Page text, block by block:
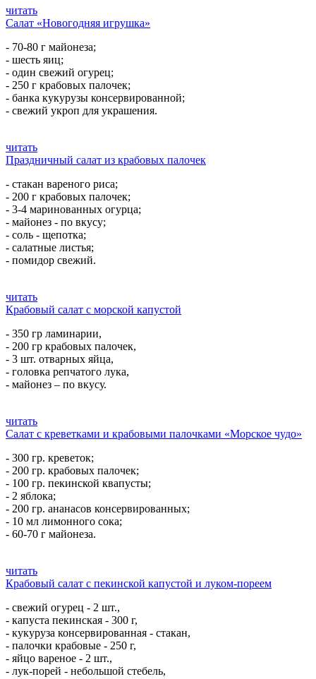
читать
Салат «Новогодняя игрушка»
- 70-80 г майонеза;
- шесть яиц;
- один свежий огурец;
- 250 г крабовых палочек;
- банка кукурузы консервированной;
- свежий укроп для украшения.
читать
Праздничный салат из крабовых палочек
- стакан вареного риса;
- 200 г крабовых палочек;
- 3-4 маринованных огурца;
- майонез - по вкусу;
- соль - щепотка;
- салатные листья;
- помидор свежий.
читать
Крабовый салат с морской капустой
- 350 гр ламинарии,
- 200 гр крабовых палочек,
- 3 шт. отварных яйца,
- головка репчатого лука,
- майонез – по вкусу.
читать
Салат с креветками и крабовыми палочками «Морское чудо»
- 300 гр. креветок;
- 200 гр. крабовых палочек;
- 100 гр. пекинской квапусты;
- 2 яблока;
- 200 гр. ананасов консервированных;
- 10 мл лимонного сока;
- 60-70 г майонеза.
читать
Крабовый салат с пекинской капустой и луком-пореем
- свежий огурец - 2 шт.,
- капуста пекинская - 300 г,
- кукуруза консервированная - стакан,
- палочки крабовые - 250 г,
- яйцо вареное - 2 шт.,
- лук-порей - небольшой стебель,